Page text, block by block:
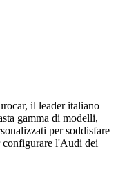
il leader italiano
gamma di modelli,
per soddisfare
configurare l'Audi dei